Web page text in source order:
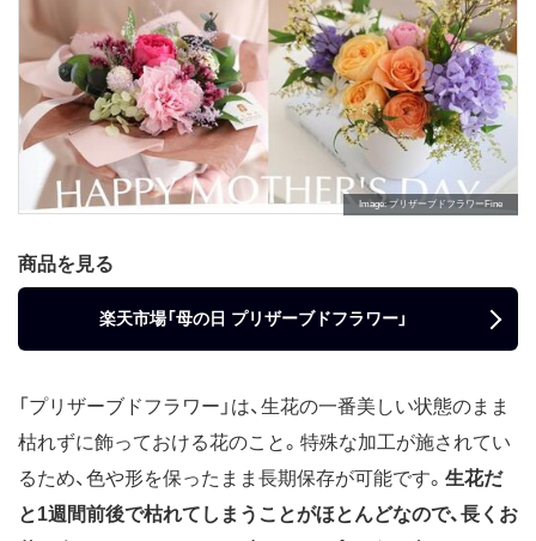
Image プリザーブドフラワーFine
商品を見る
楽天市場「母の日 プリザーブドフラワー」
「プリザーブドフラワー」は、生花の一番美しい状態のまま
枯れずに飾っておける花のこと。特殊な加工が施されてい
るため、色や形を保ったまま長期保存が可能です。 生花だ
と1週間前後で枯れてしまうことがほとんどなので、長くお